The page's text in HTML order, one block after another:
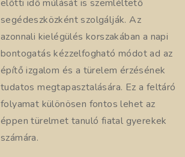
előtti idő múlását is szemléltető
segédeszközként szolgálják. Az
azonnali kielégülés korszakában a napi
bontogatás kézzelfogható módot ad az
építő izgalom és a türelem érzésének
tudatos megtapasztalására. Ez a feltáró
folyamat különösen fontos lehet az
éppen türelmet tanuló fiatal gyerekek
számára.